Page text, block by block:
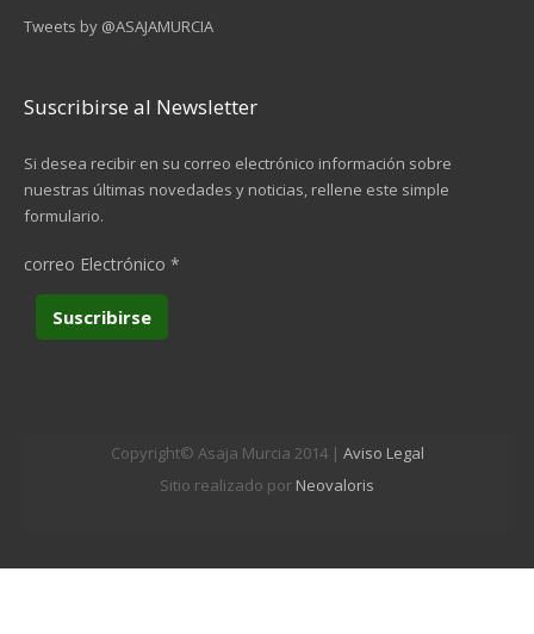
Tweets by @ASAJAMURCIA
Suscribirse al Newsletter
Si desea recibir en su correo electrónico información sobre
nuestras últimas novedades y noticias, rellene este simple
formulario.
correo Electrónico *
Copyright© Asaja Murcia 2014 | Aviso Legal
Sitio realizado por Neovaloris